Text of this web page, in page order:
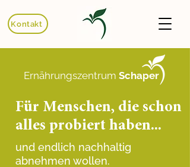
Kontakt
Ernährungszentrum Schaper
Für Menschen, die schon
alles probiert haben...
und endlich nachhaltig
abnehmen wollen.